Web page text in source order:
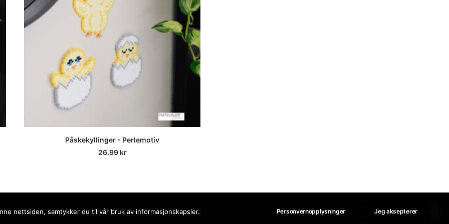
LEGG I HANDLEKURV
Påskekyllinger - Perlemotiv
26.99 kr
nettsiden, samtykker du til vår bruk av informasjonskapsler. Personvernopplysninger Jeg aksepterer